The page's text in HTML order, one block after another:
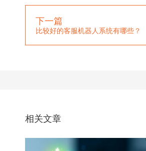
下一篇
比较好的客服机器人系统有哪些？
相关文章